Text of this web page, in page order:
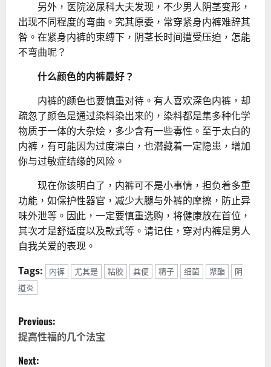
另外，医院泌尿科大夫发现，不少男人阴茎变形，
出现不同程度的弯曲。究其原委，常穿紧身内裤难辞其
咎。在紧身内裤的束缚下，阴茎长时间遭受压迫，怎能
不弯曲呢？
什么颜色的内裤最好？
内裤的颜色也要慎重对待。有人喜欢深色内裤，却
疏忽了颜色是通过染料染出来的，染料都是集多种化学
物质于一体的大杂烩，多少含有一些毒性。至于太白的
内裤，有可能因为过度漂白，也潜藏着一定隐患，增加
你与过敏症结缘的风险。
现在你该明白了，内裤可不是小事情，担负着多重
功能，如保护性器官，减少大腿与外裤的摩擦，防止异
味外泄等。因此，一定要慎重选购，将健康放在首位，
其次才是舒适度以及款式等。请记住，穿对内裤是男人
自我关爱的表现。
Tags:
内裤 尤其是 粘胶 粪便 精子 细菌 聚酯
阴
道炎
P
o
Previous:
提高性福的几个法宝
Next: